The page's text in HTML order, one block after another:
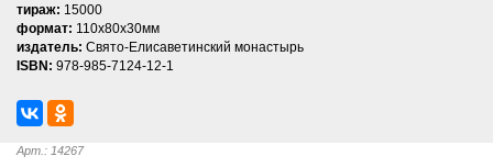
тираж: 15000
формат: 110x80x30мм
издатель: Свято-Елисаветинский монастырь
ISBN: 978-985-7124-12-1
Арт.: 14267